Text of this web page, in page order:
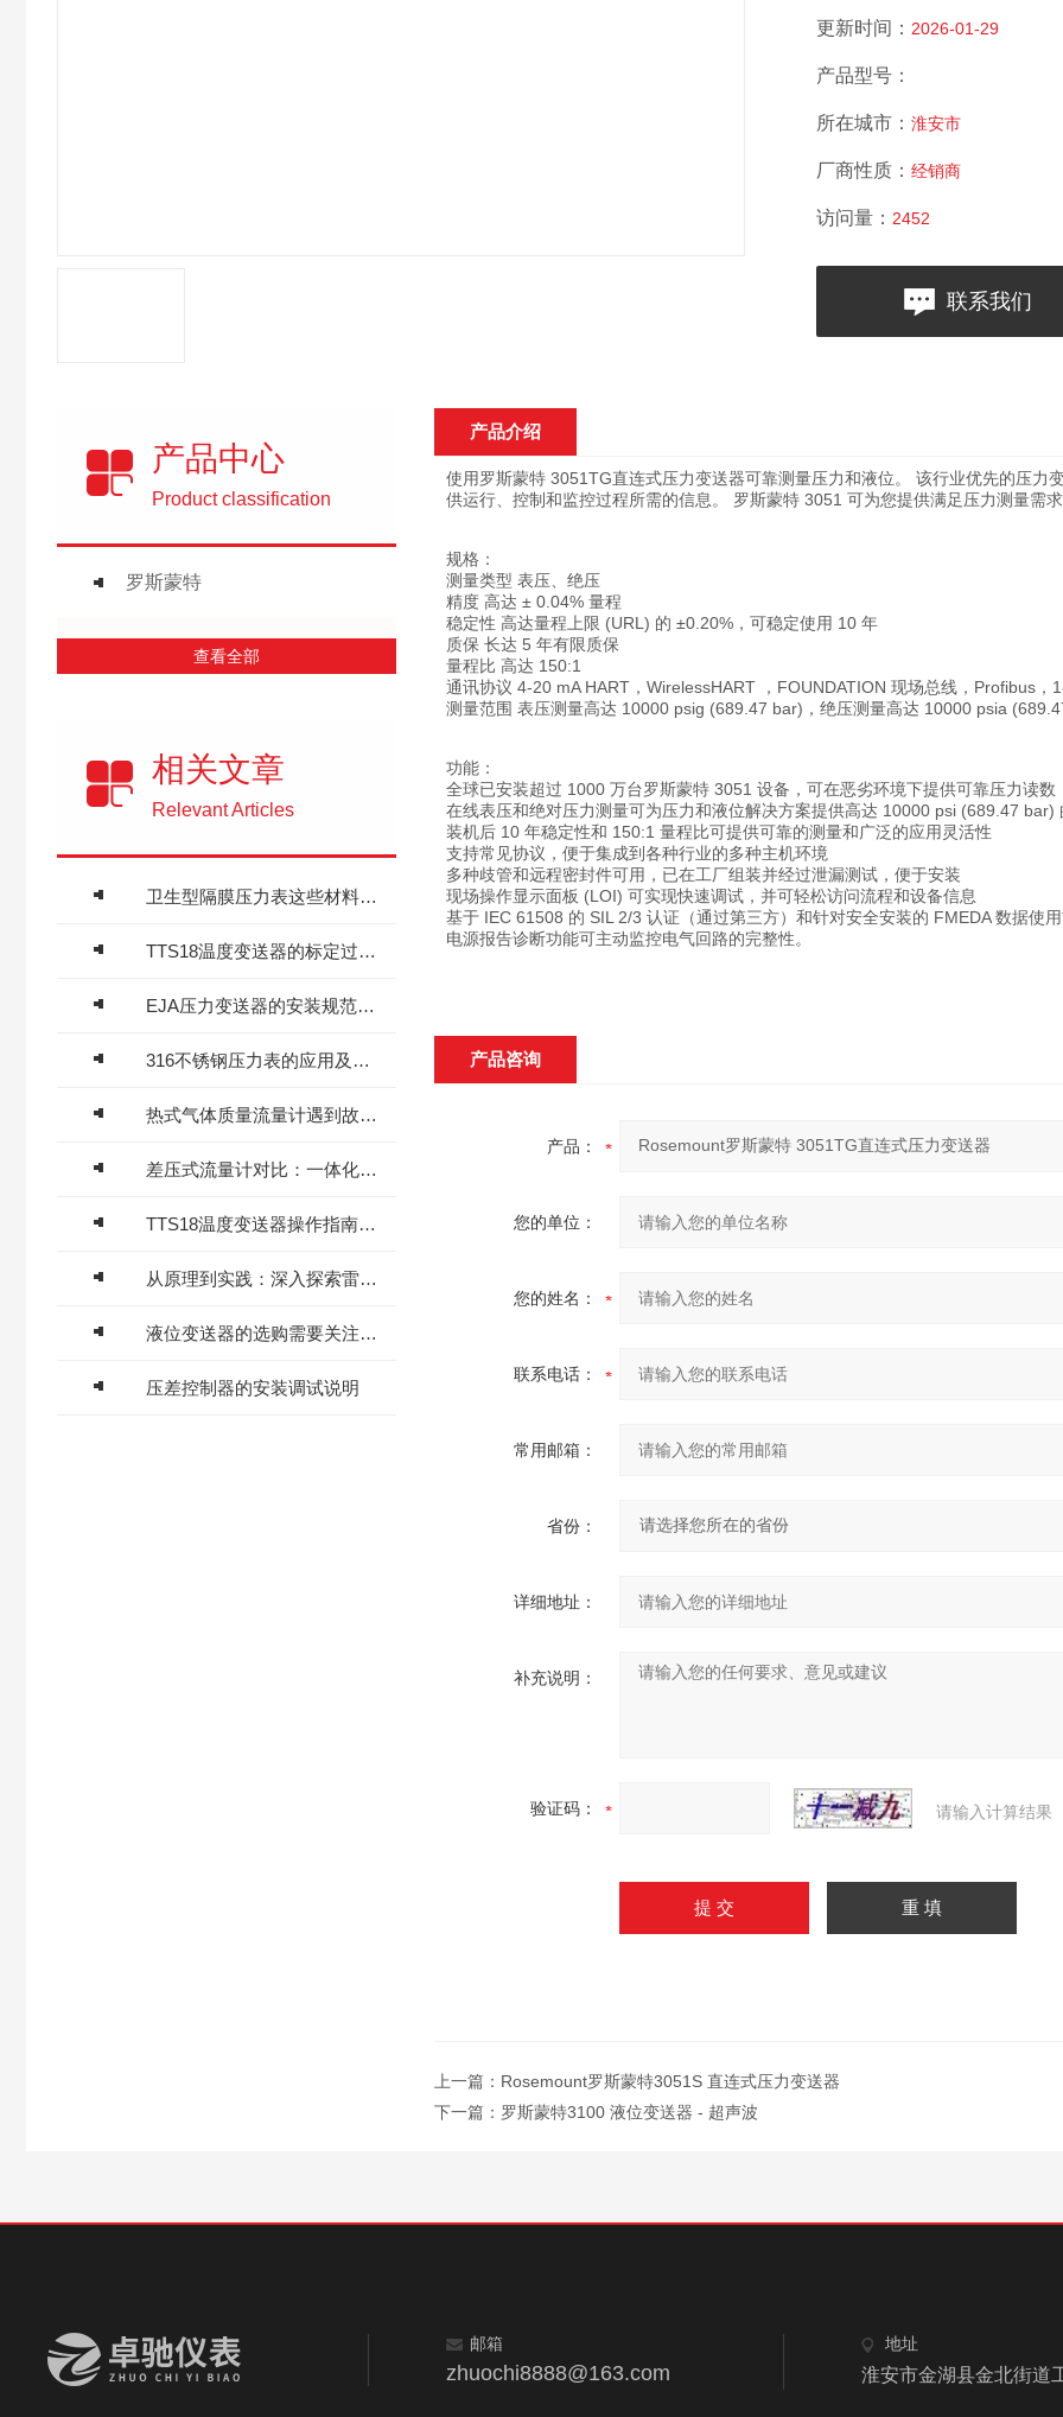
更新时间： 2026-01-29
产品型号：
所在城市： 淮安市
厂商性质： 经销商
访问量： 2452
联系我们
产品中心
Product classification
罗斯蒙特
查看全部
相关文章
Relevant Articles
卫生型隔膜压力表这些材料决定了它的技术特性
TTS18温度变送器的标定过程如下
EJA压力变送器的安装规范、零点校准与量程迁移理想实践
316不锈钢压力表的应用及优势
热式气体质量流量计遇到故障怎么处理
差压式流量计对比：一体化孔板好在哪里？
TTS18温度变送器操作指南：精准测温的得力助手
从原理到实践：深入探索雷达物位计的工作原理与应用实例
液位变送器的选购需要关注哪些方面
压差控制器的安装调试说明
产品介绍
使用罗斯蒙特 3051TG直连式压力变送器可靠测量压力和液位。 该行业优先的压力
供运行、控制和监控过程所需的信息。 罗斯蒙特 3051 可为您提供满足压力测量需
规格：
测量类型 表压、绝压
精度 高达 ± 0.04% 量程
稳定性 高达量程上限 (URL) 的 ±0.20%，可稳定使用 10 年
质保 长达 5 年有限质保
量程比 高达 150:1
通讯协议 4-20 mA HART，WirelessHART ，FOUNDATION 现场总线，Profibus，
测量范围 表压测量高达 10000 psig (689.47 bar)，绝压测量高达 10000 psia
功能：
全球已安装超过 1000 万台罗斯蒙特 3051 设备，可在恶劣环境下提供可靠压力读数
在线表压和绝对压力测量可为压力和液位解决方案提供高达 10000 psi (689.47 bar)
装机后 10 年稳定性和 150:1 量程比可提供可靠的测量和广泛的应用灵活性
支持常见协议，便于集成到各种行业的多种主机环境
多种歧管和远程密封件可用，已在工厂组装并经过泄漏测试，便于安装
现场操作显示面板 (LOI) 可实现快速调试，并可轻松访问流程和设备信息
基于 IEC 61508 的 SIL 2/3 认证（通过第三方）和针对安全安装的 FMEDA 数据使
电源报告诊断功能可主动监控电气回路的完整性。
产品咨询
产品：
您的单位：
您的姓名：
联系电话：
常用邮箱：
省份：
详细地址：
补充说明：
验证码： 请输入计算结果
上一篇： Rosemount罗斯蒙特3051S 直连式压力变送器
下一篇： 罗斯蒙特3100 液位变送器 - 超声波
邮箱
zhuochi8888@163.com
地址
淮安市金湖县金北街道